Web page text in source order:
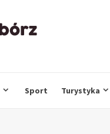
Sport Turystyka